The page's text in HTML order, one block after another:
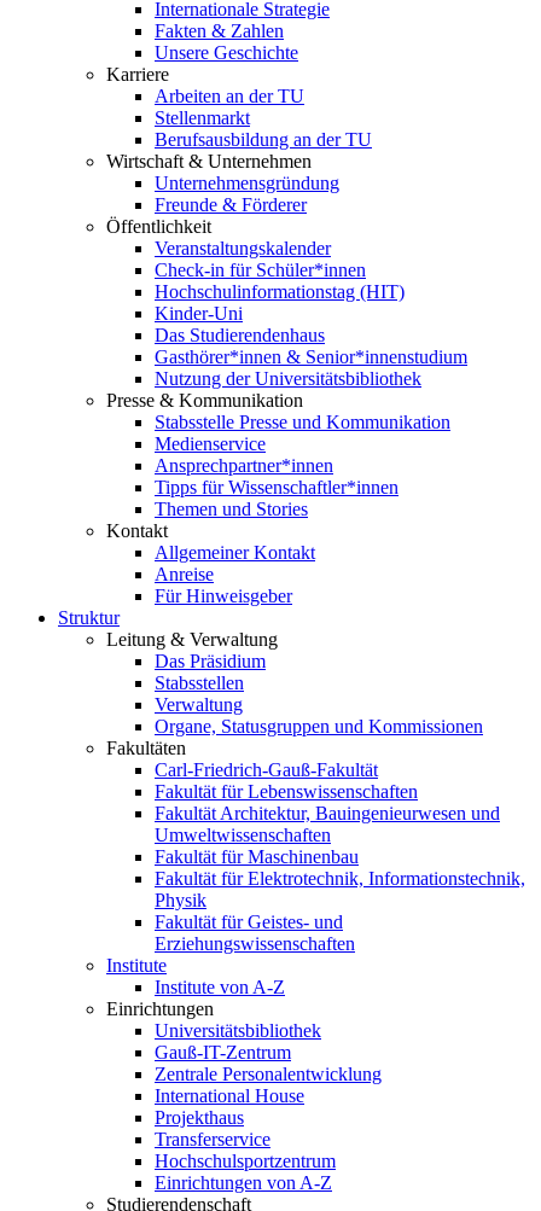
Internationale Strategie
Fakten & Zahlen
Unsere Geschichte
Karriere
Arbeiten an der TU
Stellenmarkt
Berufsausbildung an der TU
Wirtschaft & Unternehmen
Unternehmensgründung
Freunde & Förderer
Öffentlichkeit
Veranstaltungskalender
Check-in für Schüler*innen
Hochschulinformationstag (HIT)
Kinder-Uni
Das Studierendenhaus
Gasthörer*innen & Senior*innenstudium
Nutzung der Universitätsbibliothek
Presse & Kommunikation
Stabsstelle Presse und Kommunikation
Medienservice
Ansprechpartner*innen
Tipps für Wissenschaftler*innen
Themen und Stories
Kontakt
Allgemeiner Kontakt
Anreise
Für Hinweisgeber
Struktur
Leitung & Verwaltung
Das Präsidium
Stabsstellen
Verwaltung
Organe, Statusgruppen und Kommissionen
Fakultäten
Carl-Friedrich-Gauß-Fakultät
Fakultät für Lebenswissenschaften
Fakultät Architektur, Bauingenieurwesen und
Umweltwissenschaften
Fakultät für Maschinenbau
Fakultät für Elektrotechnik, Informationstechnik,
Physik
Fakultät für Geistes- und
Erziehungswissenschaften
Institute
Institute von A-Z
Einrichtungen
Universitätsbibliothek
Gauß-IT-Zentrum
Zentrale Personalentwicklung
International House
Projekthaus
Transferservice
Hochschulsportzentrum
Einrichtungen von A-Z
Studierendenschaft